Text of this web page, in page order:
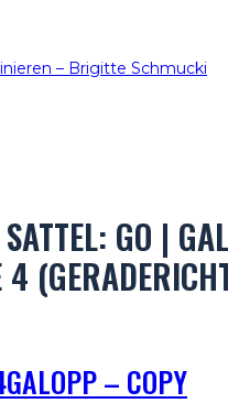
– Brigitte Schmucki
GO |
4
– COPY